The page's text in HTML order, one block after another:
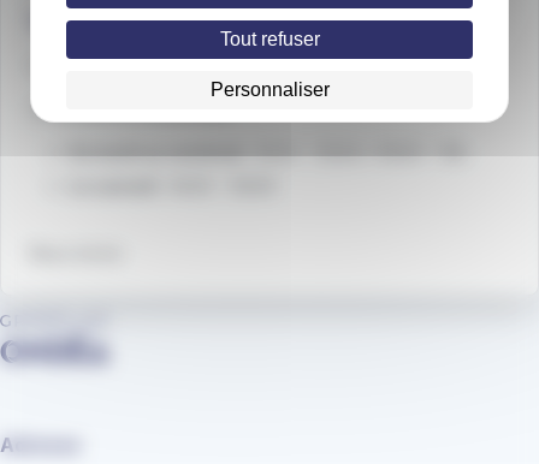
Une question ?
Téléphone: 04 79 88 01 56
🕒
Du lundi au vendredi: 8h30 – 12h30 / 13h30 – 18h
Adresse
Tout refuser
Personnaliser